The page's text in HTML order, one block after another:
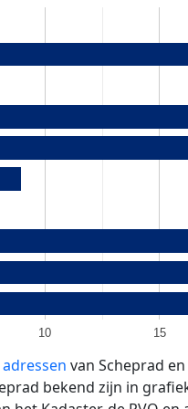
10 15
van Scheprad
bekend zijn in